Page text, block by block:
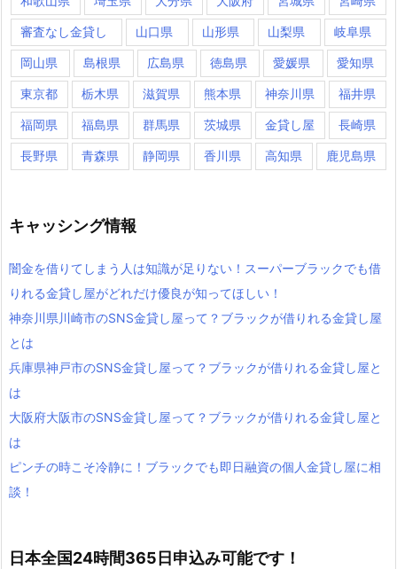
審査なし金貸し 山口県 山形県 山梨県 岐阜県
岡山県 島根県 広島県 徳島県 愛媛県 愛知県
東京都 栃木県 滋賀県 熊本県 神奈川県 福井県
福岡県 福島県 群馬県 茨城県 金貸し屋 長崎県
長野県 青森県 静岡県 香川県 高知県 鹿児島県
キャッシング情報
闇金を借りてしまう人は知識が足りない！スーパーブラックでも借
りれる金貸し屋がどれだけ優良が知ってほしい！
神奈川県川崎市のSNS金貸し屋って？ブラックが借りれる金貸し屋
とは
兵庫県神戸市のSNS金貸し屋って？ブラックが借りれる金貸し屋と
は
大阪府大阪市のSNS金貸し屋って？ブラックが借りれる金貸し屋と
は
ピンチの時こそ冷静に！ブラックでも即日融資の個人金貸し屋に相
談！
日本全国24時間365日申込み可能です！